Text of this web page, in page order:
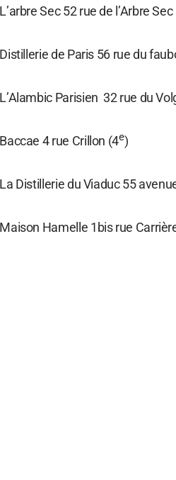
L’arbre Sec 52 rue de l’Arbre Sec
Distillerie de Paris 56 rue du
L’Alambic Parisien 32 rue du
Baccae 4 rue Crillon (4e)
La Distillerie du Viaduc 55
Maison Hamelle 1bis rue